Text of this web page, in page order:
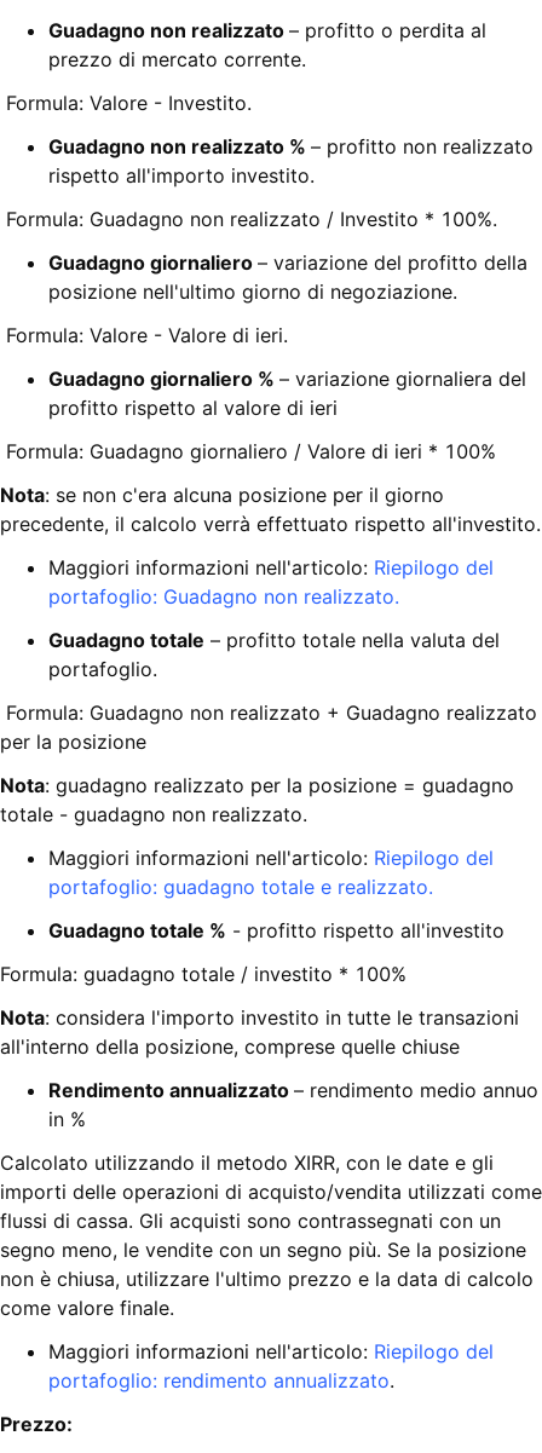
Guadagno non realizzato – profitto o perdita al
prezzo di mercato corrente.
Formula: Valore - Investito.
Guadagno non realizzato % – profitto non realizzato
rispetto all'importo investito.
Formula: Guadagno non realizzato / Investito * 100%.
Guadagno giornaliero – variazione del profitto della
posizione nell'ultimo giorno di negoziazione.
Formula: Valore - Valore di ieri.
Guadagno giornaliero % – variazione giornaliera del
profitto rispetto al valore di ieri
Formula: Guadagno giornaliero / Valore di ieri * 100%
Nota: se non c'era alcuna posizione per il giorno
precedente, il calcolo verrà effettuato rispetto all'investito.
Maggiori informazioni nell'articolo: Riepilogo del
portafoglio: Guadagno non realizzato.
Guadagno totale – profitto totale nella valuta del
portafoglio.
Formula: Guadagno non realizzato + Guadagno realizzato
per la posizione
Nota: guadagno realizzato per la posizione = guadagno
totale - guadagno non realizzato.
Maggiori informazioni nell'articolo: Riepilogo del
portafoglio: guadagno totale e realizzato.
Guadagno totale % - profitto rispetto all'investito
Formula: guadagno totale / investito * 100%
Nota: considera l'importo investito in tutte le transazioni
all'interno della posizione, comprese quelle chiuse
Rendimento annualizzato – rendimento medio annuo
in %
Calcolato utilizzando il metodo XIRR, con le date e gli
importi delle operazioni di acquisto/vendita utilizzati come
flussi di cassa. Gli acquisti sono contrassegnati con un
segno meno, le vendite con un segno più. Se la posizione
non è chiusa, utilizzare l'ultimo prezzo e la data di calcolo
come valore finale.
Maggiori informazioni nell'articolo: Riepilogo del
portafoglio: rendimento annualizzato.
Prezzo: